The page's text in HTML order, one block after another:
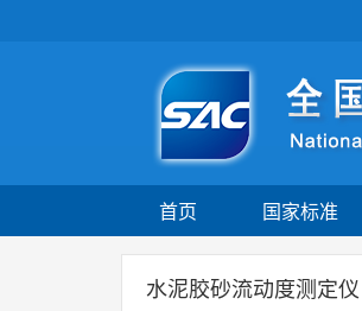
首页 国家标准
水泥胶砂流动度测定仪